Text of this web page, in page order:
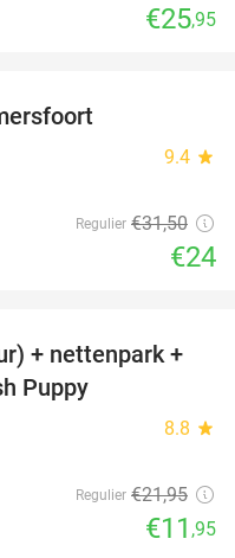
€25,95
9.4 star
Regulier €31,50
€24
46%
+ nettenpark +
Puppy
8.8 star
Regulier €21,95
€11 ,95